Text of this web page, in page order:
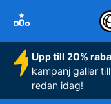
Upp till 20%
kampanj gäller
redan idag!